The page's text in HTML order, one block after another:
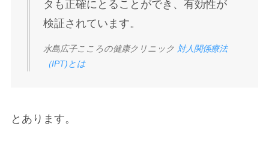
タも正確にとることができ、有効性が
検証されています。
水島広子こころの健康クリニック 対人関係療法
（IPT)とは
とあります。